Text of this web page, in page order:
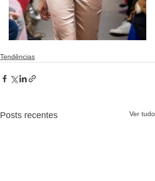
Tendências
Posts recentes Ver tudo